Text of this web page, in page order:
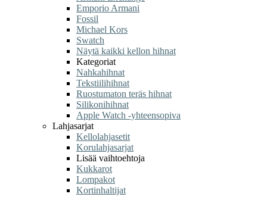
Emporio Armani
Fossil
Michael Kors
Swatch
Näytä kaikki kellon hihnat
Kategoriat
Nahkahihnat
Tekstiilihihnat
Ruostumaton teräs hihnat
Silikonihihnat
Apple Watch -yhteensopiva
Lahjasarjat
Kellolahjasetit
Korulahjasarjat
Lisää vaihtoehtoja
Kukkarot
Lompakot
Kortinhaltijat